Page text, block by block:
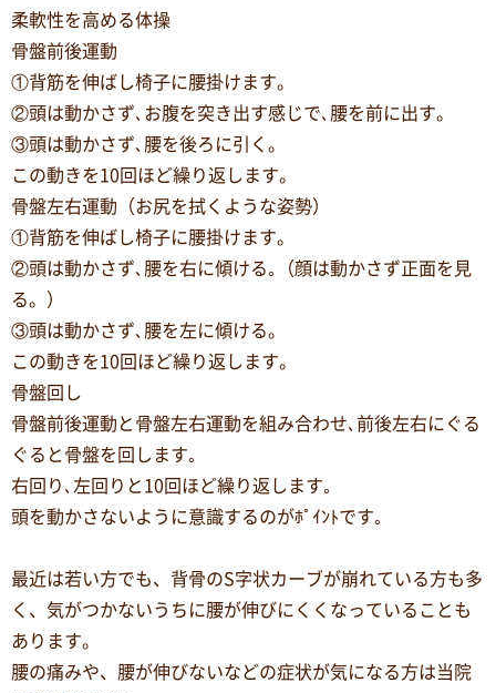
柔軟性を高める体操
骨盤前後運動
①背筋を伸ばし椅子に腰掛けます。
②頭は動かさず､お腹を突き出す感じで､腰を前に出す。
③頭は動かさず､腰を後ろに引く。
この動きを10回ほど繰り返します。
骨盤左右運動（お尻を拭くような姿勢）
①背筋を伸ばし椅子に腰掛けます。
②頭は動かさず､腰を右に傾ける｡（顔は動かさず正面を見
る。）
③頭は動かさず､腰を左に傾ける。
この動きを10回ほど繰り返します。
骨盤回し
骨盤前後運動と骨盤左右運動を組み合わせ､前後左右にぐる
ぐると骨盤を回します｡
右回り､左回りと10回ほど繰り返します｡
頭を動かさないように意識するのがﾎﾟｲﾝﾄです｡
最近は若い方でも、背骨のS字状カーブが崩れている方も多
く、気がつかないうちに腰が伸びにくくなっていることも
あります。
腰の痛みや、腰が伸びないなどの症状が気になる方は当院